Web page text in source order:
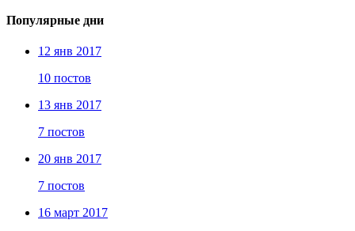
Популярные дни
12 янв 2017
10 постов
13 янв 2017
7 постов
20 янв 2017
7 постов
16 март 2017